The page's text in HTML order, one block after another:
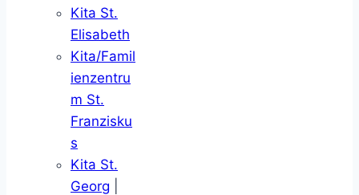
Kita St.
Elisabeth
Kita/Famil
ienzentru
m St.
Franzisku
s
Kita St.
Georg